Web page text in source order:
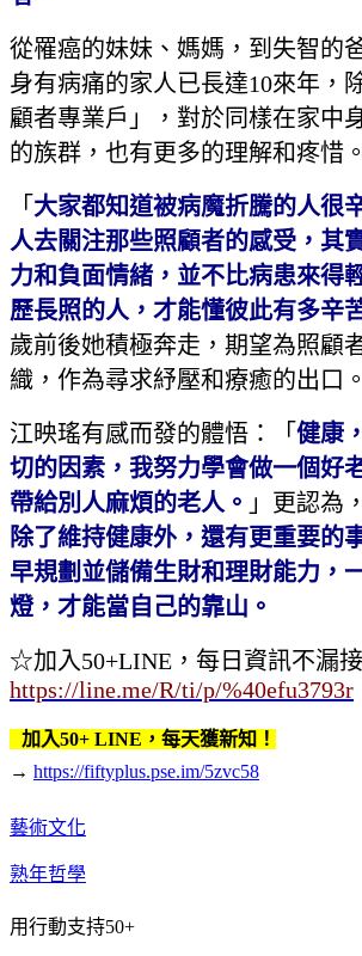
從罹癌的妹妹、媽媽，到失智的
身有病痛的家人已長達10來年，
顧者專業戶」，對於同樣在家中
的族群，也有更多的理解和疼惜。
「 大家都知道被病魔折騰的人很
人去關注那些照顧者的感受，其
力和負面情緒，並不比病患來得
歷長照的人，才能懂彼此有多辛
歲前後她積極奔走，期望為照顧
織，作為尋求紓壓和療癒的出口。
江映瑤有感而發的體悟：「 健康
切的因素，我努力學會做一個好
帶給別人麻煩的老人。 」更認為，
除了維持健康外，還有更重要的
早規劃並儲備生財和理財能力，
燈，才能當自己的靠山。
☆加入50+LINE，每日資訊不漏接
https://line.me/R/ti/p/%40efu3793r
加入50+ LINE，每天獲新知！
→ https://fiftyplus.pse.im/5zvc58
藝術文化
熟年哲學
用行動支持50+